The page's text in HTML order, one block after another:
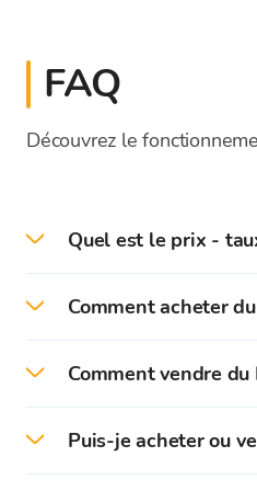
FAQ
Découvrez le
Quel est le prix -
Comment acheter
bas.
Tout d'abord, vous
Comment vendre
Puis-je acheter ou